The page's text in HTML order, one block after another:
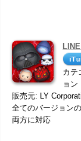
カテ
ョン
販売元: LY
全てのバージョン
両方に対応